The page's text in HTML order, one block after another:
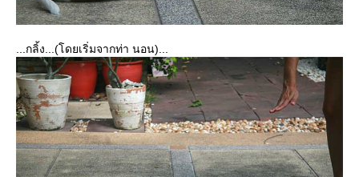
...กลิ้ง...(โดยเริ่มจากท่า นอน)...